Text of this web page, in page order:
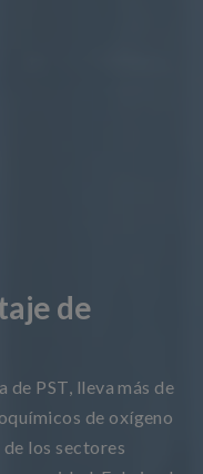
de
PST, lleva más de
de oxígeno
los sectores